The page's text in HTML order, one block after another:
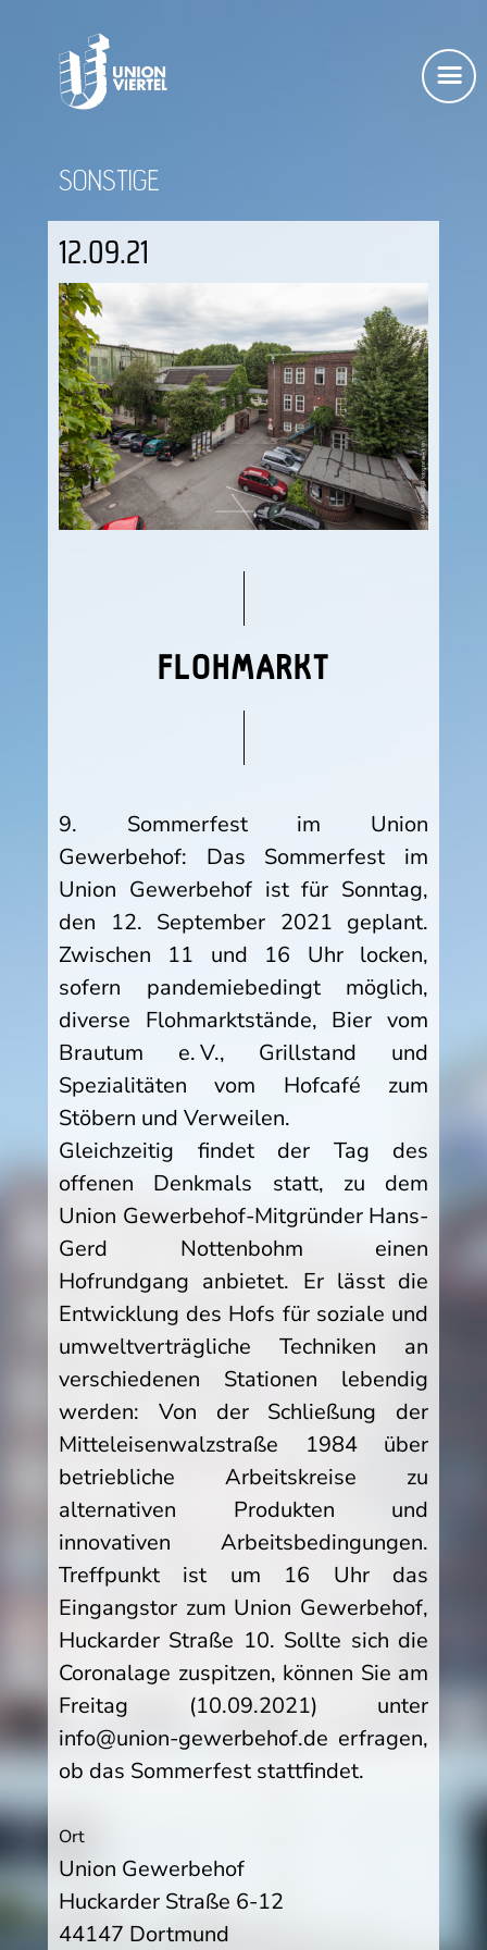
SONSTIGE
12.09.21
FLOHMARKT
9. Sommerfest im Union
Gewerbehof: Das Sommerfest im
Union Gewerbehof ist für Sonntag,
den 12. September 2021 geplant.
Zwischen 11 und 16 Uhr locken,
sofern pandemiebedingt möglich,
diverse Flohmarktstände, Bier vom
Brautum e. V., Grillstand und
Spezialitäten vom Hofcafé zum
Stöbern und Verweilen.
Gleichzeitig findet der Tag des
offenen Denkmals statt, zu dem
Union Gewerbehof-Mitgründer Hans-
Gerd Nottenbohm einen
Hofrundgang anbietet. Er lässt die
Entwicklung des Hofs für soziale und
umweltverträgliche Techniken an
verschiedenen Stationen lebendig
werden: Von der Schließung der
Mitteleisenwalzstraße 1984 über
betriebliche Arbeitskreise zu
alternativen Produkten und
innovativen Arbeitsbedingungen.
Treffpunkt ist um 16 Uhr das
Eingangstor zum Union Gewerbehof,
Huckarder Straße 10. Sollte sich die
Coronalage zuspitzen, können Sie am
Freitag (10.09.2021) unter
info@union-gewerbehof.de erfragen,
ob das Sommerfest stattfindet.
Ort
Union Gewerbehof
Huckarder Straße 6-12
44147 Dortmund